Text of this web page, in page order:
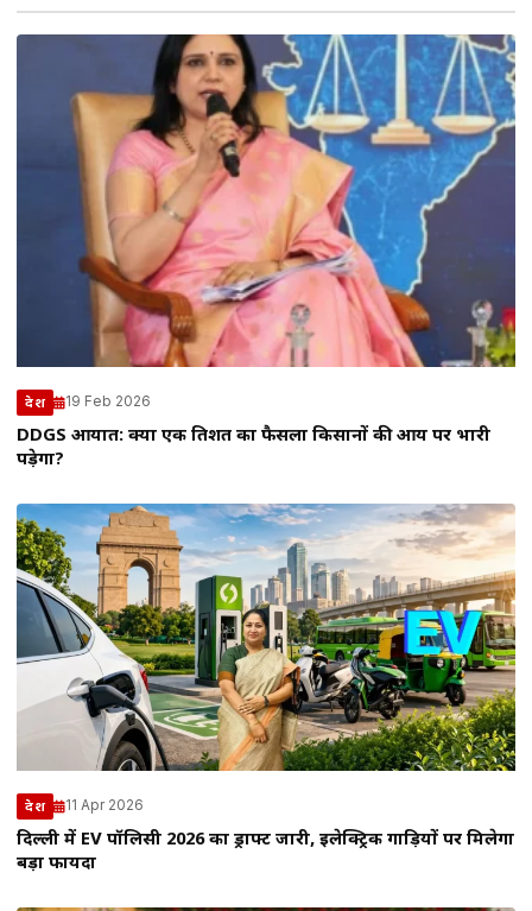
देश 19 Feb 2026
DDGS आयात: क्या एक प्रतिशत का फैसला किसानों की आय पर भारी
पड़ेगा?
देश 11 Apr 2026
दिल्ली में EV पॉलिसी 2026 का ड्राफ्ट जारी, इलेक्ट्रिक गाड़ियों पर मिलेगा
बड़ा फायदा